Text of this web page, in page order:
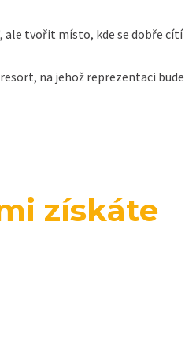
ale tvořit místo, kde se dobře
na jehož reprezentaci
získáte